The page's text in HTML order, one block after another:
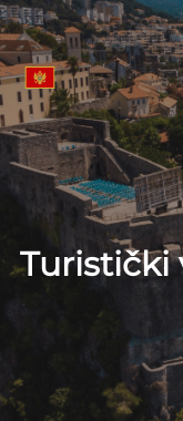
Turistički